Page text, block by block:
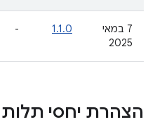
7 במאי
2025
1.1.0
-
הצהרת יחסי תלות